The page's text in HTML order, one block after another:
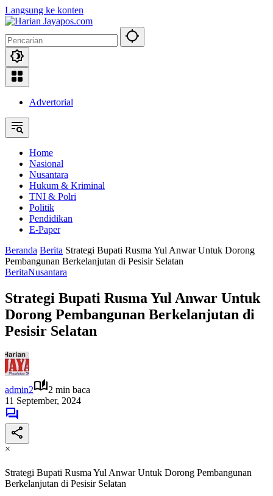
Langsung ke konten
Advertorial
Home
Nasional
Nusantara
Hukum & Kriminal
TNI & Polri
Politik
Pendidikan
E-Paper
Beranda Berita Strategi Bupati Rusma Yul Anwar Untuk Dorong
Pembangunan Berkelanjutan di Pesisir Selatan
BeritaNusantara
Strategi Bupati Rusma Yul Anwar Untuk
Dorong Pembangunan Berkelanjutan di
Pesisir Selatan
admin2
2 min baca
11 September, 2024
×
Strategi Bupati Rusma Yul Anwar Untuk Dorong Pembangunan
Berkelanjutan di Pesisir Selatan